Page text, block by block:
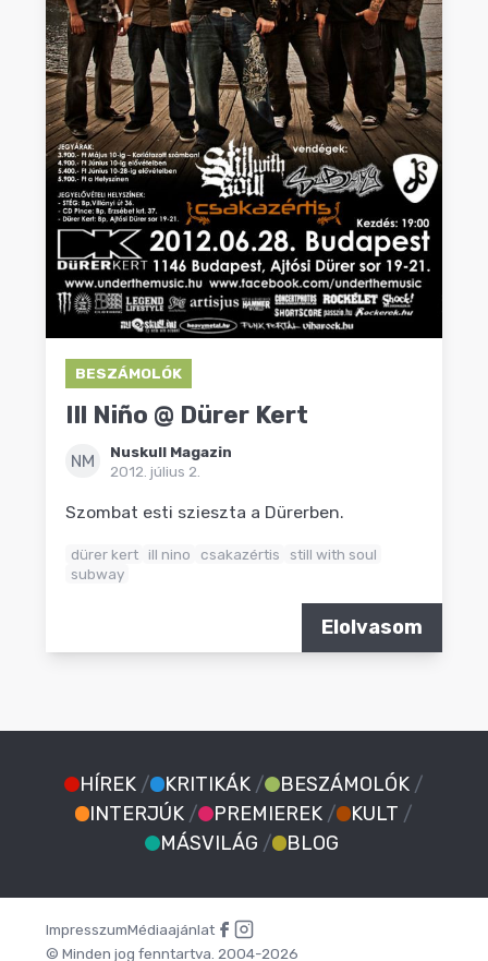
BESZÁMOLÓK
Ill Niño @ Dürer Kert
NM
Nuskull Magazin
2012. július 2.
Szombat esti szieszta a Dürerben.
dürer kert ill nino csakazértis
still with soul
subway
Elolvasom
HÍREK / KRITIKÁK / BESZÁMOLÓK /
INTERJÚK / PREMIEREK / KULT /
MÁSVILÁG / BLOG
ImpresszumMédiaajánlat
© Minden jog fenntartva. 2004-2026